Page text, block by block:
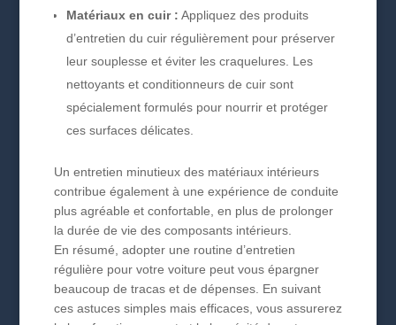
Matériaux en cuir : Appliquez des produits
d’entretien du cuir régulièrement pour préserver
leur souplesse et éviter les craquelures. Les
nettoyants et conditionneurs de cuir sont
spécialement formulés pour nourrir et protéger
ces surfaces délicates.
Un entretien minutieux des matériaux intérieurs
contribue également à une expérience de conduite
plus agréable et confortable, en plus de prolonger
la durée de vie des composants intérieurs.
En résumé, adopter une routine d’entretien
régulière pour votre voiture peut vous épargner
beaucoup de tracas et de dépenses. En suivant
ces astuces simples mais efficaces, vous assurerez